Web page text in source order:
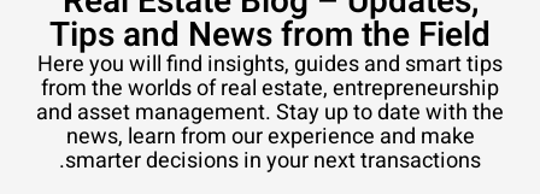
Tips and News from the Field
Here you will find insights, guides and smart tips
from the worlds of real estate, entrepreneurship
and asset management. Stay up to date with the
news, learn from our experience and make
smarter decisions in your next transactions.